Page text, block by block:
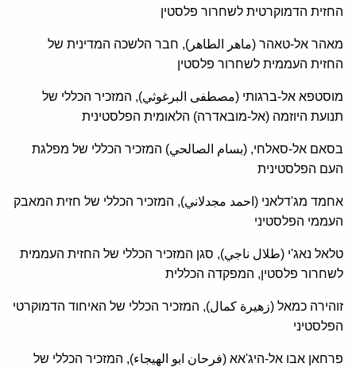
החזית הדמוקרטית לשחרור פלסטין
מאהר אל-טאהר (ماهر الطاهر), חבר הלשכה המדינית של
החזית העממית לשחרור פלסטין
מוסטפא אל-ברגותי (مصطفى البرغوثي), המזכיר הכללי של
תנועת היוזמה (אל-מובאדרה) הלאומית הפלסטינית
בסאם אל-סאלחי, (بسام الصالحي) המזכיר הכללי של מפלגת
העם הפלסטינית
אחמד מג'דלאני (احمد مجدلاني), המזכיר הכללי של חזית המאבק
העממי הפלסטיני
טלאל נאג'י (طلال ناجي), סגן המזכיר הכללי של החזית העממית
לשחרור פלסטין, המפקדה הכללית
זוהירה כמאל (زهيرة كمال), המזכיר הכללי של האיחוד הדמוקרטי
הפלסטיני
פרחאן אבו אל-היג'אא (فرحان ابو الهيجاء), המזכיר הכללי של